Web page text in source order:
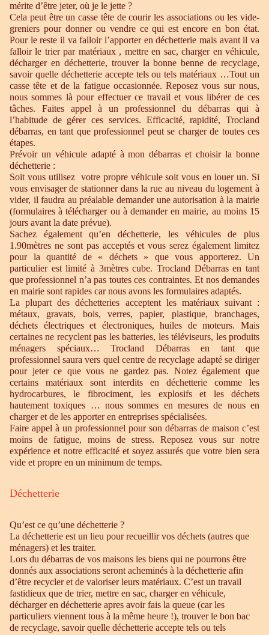
mérite d’être jeter, où je le jette ?
Cela peut être un casse tête de courir les associations ou les vide-
greniers pour donner ou vendre ce qui est encore en bon état.
Pour le reste il va falloir l’apporter en déchetterie mais avant il va
falloir le trier par matériaux , mettre en sac, charger en véhicule,
décharger en déchetterie, trouver la bonne benne de recyclage,
savoir quelle déchetterie accepte tels ou tels matériaux …Tout un
casse tête et de la fatigue occasionnée. Reposez vous sur nous,
nous sommes là pour effectuer ce travail et vous libérer de ces
tâches. Faites appel à un professionnel du débarras qui à
l’habitude de gérer ces services. Efficacité, rapidité, Trocland
débarras, en tant que professionnel peut se charger de toutes ces
étapes.
Prévoir un véhicule adapté à mon débarras et choisir la bonne
déchetterie :
Soit vous utilisez votre propre véhicule soit vous en louer un. Si
vous envisager de stationner dans la rue au niveau du logement à
vider, il faudra au préalable demander une autorisation à la mairie
(formulaires à télécharger ou à demander en mairie, au moins 15
jours avant la date prévue).
Sachez également qu’en déchetterie, les véhicules de plus
1.90mètres ne sont pas acceptés et vous serez également limitez
pour la quantité de « déchets » que vous apporterez. Un
particulier est limité à 3mètres cube. Trocland Débarras en tant
que professionnel n’a pas toutes ces contraintes. Et nos demandes
en mairie sont rapides car nous avons les formulaires adaptés.
La plupart des déchetteries acceptent les matériaux suivant :
métaux, gravats, bois, verres, papier, plastique, branchages,
déchets électriques et électroniques, huiles de moteurs. Mais
certaines ne recyclent pas les batteries, les téléviseurs, les produits
ménagers spéciaux… Trocland Débarras en tant que
professionnel saura vers quel centre de recyclage adapté se diriger
pour jeter ce que vous ne gardez pas. Notez également que
certains matériaux sont interdits en déchetterie comme les
hydrocarbures, le fibrociment, les explosifs et les déchets
hautement toxiques … nous sommes en mesures de nous en
charger et de les apporter en entreprises spécialisées.
Faire appel à un professionnel pour son débarras de maison c’est
moins de fatigue, moins de stress. Reposez vous sur notre
expérience et notre efficacité et soyez assurés que votre bien sera
vide et propre en un minimum de temps.
Déchetterie
Qu’est ce qu’une déchetterie ?
La déchetterie est un lieu pour recueillir vos déchets (autres que
ménagers) et les traiter.
Lors du débarras de vos maisons les biens qui ne pourrons être
donnés aux associations seront acheminés à la déchetterie afin
d’être recycler et de valoriser leurs matériaux. C’est un travail
fastidieux que de trier, mettre en sac, charger en véhicule,
décharger en déchetterie apres avoir fais la queue (car les
particuliers viennent tous à la même heure !), trouver le bon bac
de recyclage, savoir quelle déchetterie accepte tels ou tels